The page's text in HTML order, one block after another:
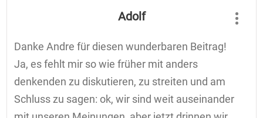
Adolf
Danke Andre für diesen wunderbaren Beitrag!
Ja, es fehlt mir so wie früher mit anders
denkenden zu diskutieren, zu streiten und am
Schluss zu sagen: ok, wir sind weit auseinander